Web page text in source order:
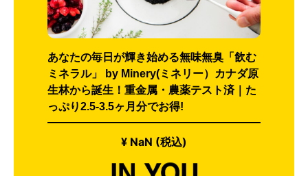
あなたの毎日が輝き始める無味無臭「飲む
ミネラル」 by Minery(ミネリー）カナダ原
生林から誕生！重金属・農薬テスト済｜た
っぷり2.5-3.5ヶ月分でお得!
¥ NaN (税込)